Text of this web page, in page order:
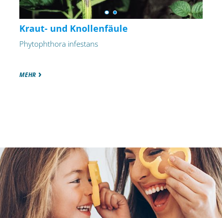
Kraut- und Knollenfäule
Phytophthora infestans
MEHR